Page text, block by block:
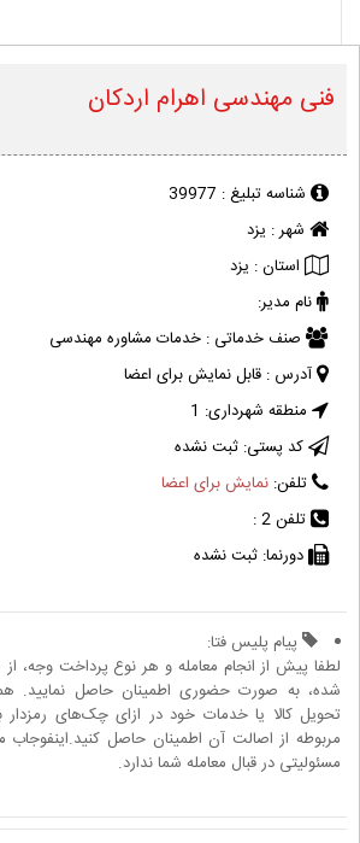
فنی مهندسی اهرام اردکان
شناسه تبلیغ : 39977
شهر : یزد
استان : یزد
نام مدیر:
صنف خدماتی : خدمات مشاوره مهندسی
آدرس : قابل نمایش برای اعضا
منطقه شهرداری: 1
کد پستی: ثبت نشده
تلفن: نمایش برای اعضا
تلفن 2 :
دورنما: ثبت نشده
پیام پلیس فتا:
لطفا پیش از انجام معامله و هر نوع پرداخت وجه،
شده، به صورت حضوری اطمینان حاصل نمایید.
تحویل کالا یا خدمات خود در ازای چک‌های رمزدار
مربوطه از اصالت آن اطمینان حاصل
مسئولیتی در قبال معامله شما ندارد.